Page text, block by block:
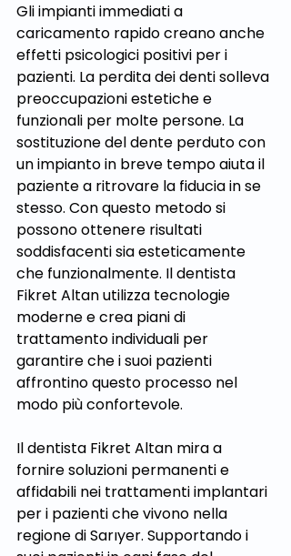
Gli impianti immediati a
caricamento rapido creano anche
effetti psicologici positivi per i
pazienti. La perdita dei denti solleva
preoccupazioni estetiche e
funzionali per molte persone. La
sostituzione del dente perduto con
un impianto in breve tempo aiuta il
paziente a ritrovare la fiducia in se
stesso. Con questo metodo si
possono ottenere risultati
soddisfacenti sia esteticamente
che funzionalmente. Il dentista
Fikret Altan utilizza tecnologie
moderne e crea piani di
trattamento individuali per
garantire che i suoi pazienti
affrontino questo processo nel
modo più confortevole.
Il dentista Fikret Altan mira a
fornire soluzioni permanenti e
affidabili nei trattamenti implantari
per i pazienti che vivono nella
regione di Sarıyer. Supportando i